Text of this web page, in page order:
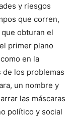
y riesgos
que corren,
obturan el
primer plano
en la
de los problemas
un nombre y
las máscaras
político y social